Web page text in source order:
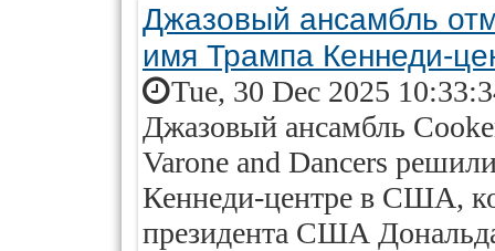
Джазовый ансамбль
имя Трампа Кеннеди-
Tue, 30 Dec 2025
Джазовый ансамбль
Varone and Dancers
Кеннеди-центре в США,
президента США